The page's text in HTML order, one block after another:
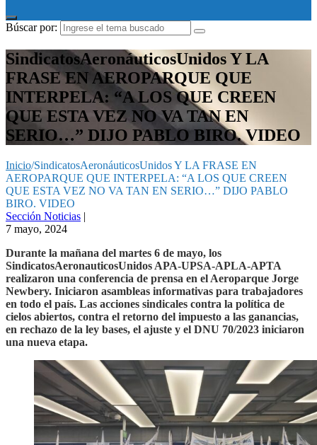
Búscar por:
SindicatosAeronáuticosUnidos Y LA
FRASE EN AEROPARQUE QUE
INTERPELA: “A LOS QUE CREEN
QUE ESTA VEZ NO VA TAN EN
SERIO…” DIJO PABLO BIRO. VIDEO
Inicio/SindicatosAeronáuticosUnidos Y LA FRASE EN
AEROPARQUE QUE INTERPELA: “A LOS QUE CREEN
QUE ESTA VEZ NO VA TAN EN SERIO…” DIJO PABLO
BIRO. VIDEO
Sección Noticias |
7 mayo, 2024
Durante la mañana del martes 6 de mayo, los
SindicatosAeronauticosUnidos APA-UPSA-APLA-APTA
realizaron una conferencia de prensa en el Aeroparque Jorge
Newbery. Iniciaron asambleas informativas para trabajadores
en todo el país. Las acciones sindicales contra la política de
cielos abiertos, contra el retorno del impuesto a las ganancias,
en rechazo de la ley bases, el ajuste y el DNU 70/2023 iniciaron
una nueva etapa.